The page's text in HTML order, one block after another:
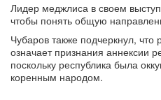
Лидер меджлиса в своем
чтобы понять общую
Чубаров также подчеркнул,
означает признания аннексии
поскольку республика была
коренным народом.